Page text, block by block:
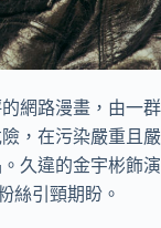
網路漫畫，由一群
，在污染嚴重且嚴
久違的金宇彬飾演
絲引頸期盼。